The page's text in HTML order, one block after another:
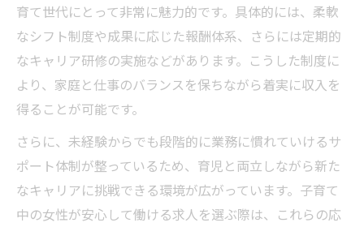
育て世代にとって非常に魅力的です。具体的には、柔軟
なシフト制度や成果に応じた報酬体系、さらには定期的
なキャリア研修の実施などがあります。こうした制度に
より、家庭と仕事のバランスを保ちながら着実に収入を
得ることが可能です。
さらに、未経験からでも段階的に業務に慣れていけるサ
ポート体制が整っているため、育児と両立しながら新た
なキャリアに挑戦できる環境が広がっています。子育て
中の女性が安心して働ける求人を選ぶ際は、これらの応